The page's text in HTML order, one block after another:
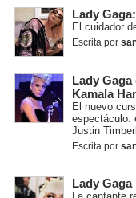
Lady
El cuidador
Escrita por
Lady
Kamala
El nuevo
espectáculo:
Justin
Escrita por
Lady